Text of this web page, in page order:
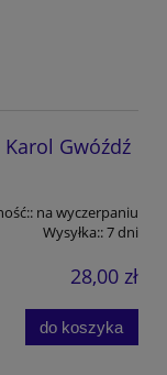
Gwóźdź
na wyczerpaniu
Wysyłka::7 dni
28,00 zł
do koszyka